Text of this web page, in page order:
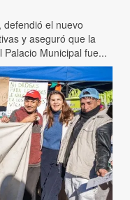
defendió el nuevo
y aseguró que la
Municipal fue...